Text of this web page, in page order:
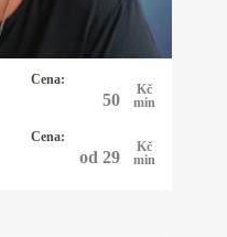
Cena:
50
Kč
min
Cena:
od 29
Kč
min
i kyvadlo.